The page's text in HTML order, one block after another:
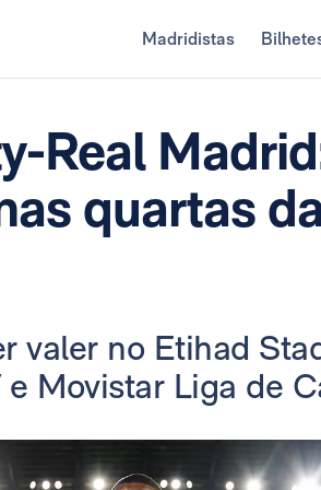
Madridistas
Real
quartas
valer no Etihad
Movistar Liga de